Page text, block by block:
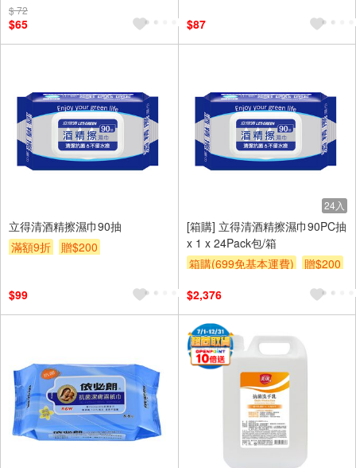
$ 72
$65 $87
立得清酒精擦濕巾90抽
滿額9折
贈$200
$99
24入
[箱購] 立得清酒精擦濕巾90PC抽
x 1 x 24Pack包/箱
箱購(699免基本運費)
贈$200
$2,376